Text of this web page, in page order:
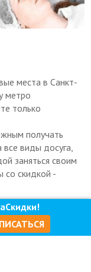
места в Санкт-
метро
только
получать
виды досуга,
заняться своим
со скидкой -